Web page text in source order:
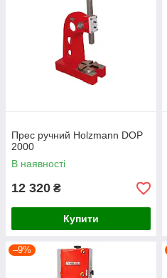
Прес ручний Holzmann DOP
2000
В наявності
12 320 ₴
Купити
–9%